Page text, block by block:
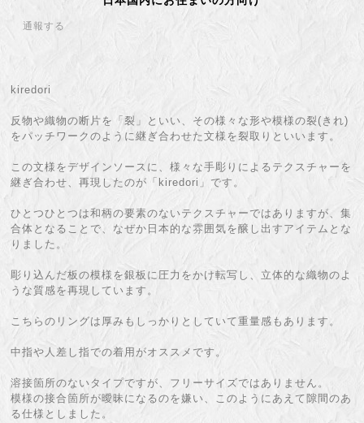
通報する
kiredori
反物や織物の断片を「裂」といい、その様々な形や模様の裂(きれ)
をパッチワークのように継ぎ合わせた文様を裂取りといいます。
この文様をデザインソースに、様々な手彫りによるテクスチャーを
継ぎ合わせ、再現したのが「kiredori」です。
ひとつひとつは和柄の要素のないテクスチャーではありますが、集
合体となることで、なぜか日本的な雰囲気を醸し出すアイテムとな
りました。
彫り込んだ板の模様を銀板に圧力をかけ転写し、立体的な織物のよ
うな質感を再現しています。
こちらのリングは厚みもしっかりとしていて重量感もあります。
中指や人差し指での着用がオススメです。
溶接箇所のないタイプですが、フリーサイズではありません。
模様の接合箇所が曖昧になるのを嫌い、このようにあえて隙間のあ
る仕様としました。